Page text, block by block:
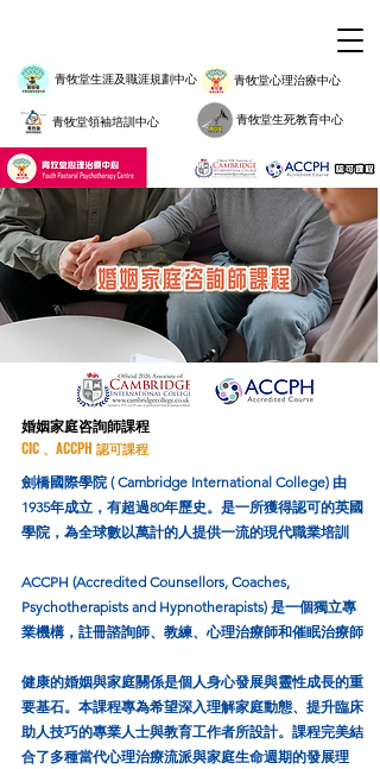
青牧堂生涯及職涯規劃中心 青牧堂心理治療中心
青牧堂領袖培訓中心 青牧堂生死教育中心
​婚姻家庭咨詢師課程
CIC 、ACCPH 認可課程
劍橋國際學院 ( Cambridge International College) 由
1935年成立，有超過80年歷史。是一所獲得認可的英國
學院，為全球數以萬計的人提供一流的現代職業培訓
ACCPH (Accredited Counsellors, Coaches,
Psychotherapists and Hypnotherapists) 是一個獨立專
業機構，註冊諮詢師、教練、心理治療師和催眠治療師
健康的婚姻與家庭關係是個人身心發展與靈性成長的重
要基石。本課程專為希望深入理解家庭動態、提升臨床
助人技巧的專業人士與教育工作者所設計。課程完美結
合了多種當代心理治療流派與家庭生命週期的發展理